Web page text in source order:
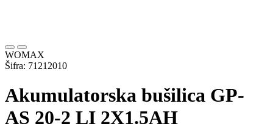
WOMAX
Šifra: 71212010
Akumulatorska bušilica GP-
AS 20-2 LI 2X1.5AH